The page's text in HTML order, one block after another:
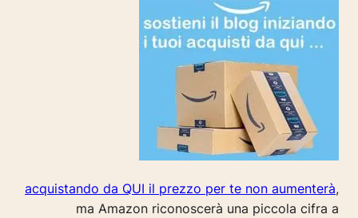
acquistando da QUI il prezzo per te non aumenterà,
ma Amazon riconoscerà una piccola cifra a